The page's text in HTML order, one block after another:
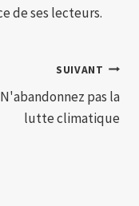
de ses lecteurs.
SUIVANT
N'abandonnez pas la
lutte climatique